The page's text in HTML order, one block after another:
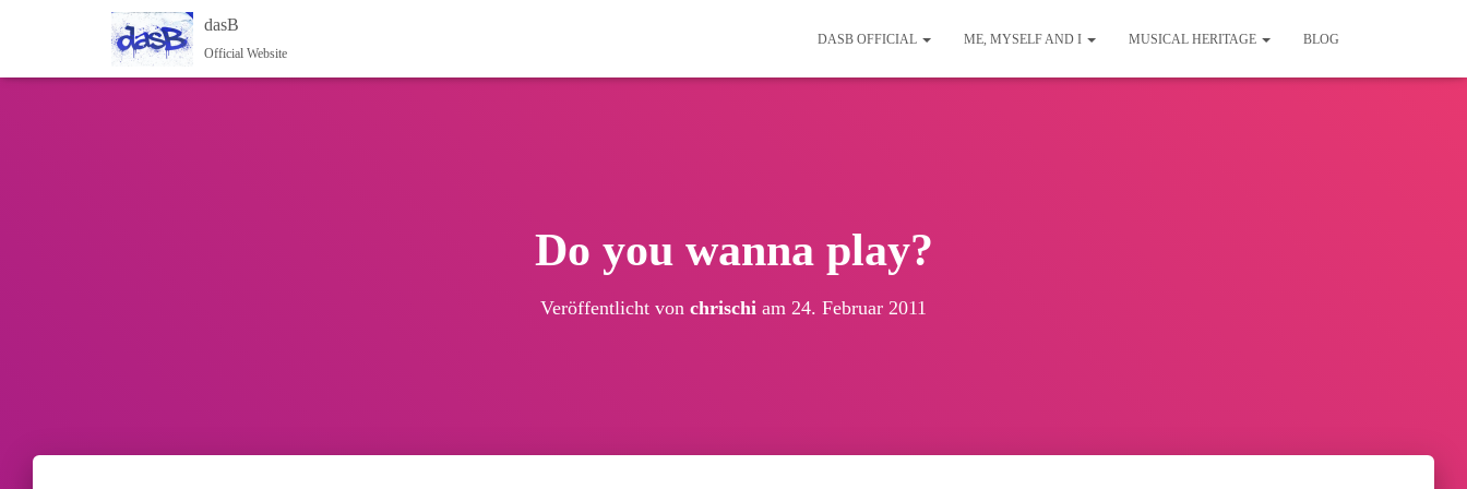
dasB
Official Website
DASB OFFICIAL ME, MYSELF AND I MUSICAL HERITAGE BLOG
Do you wanna play?
Veröffentlicht von chrischi am 24. Februar 2011